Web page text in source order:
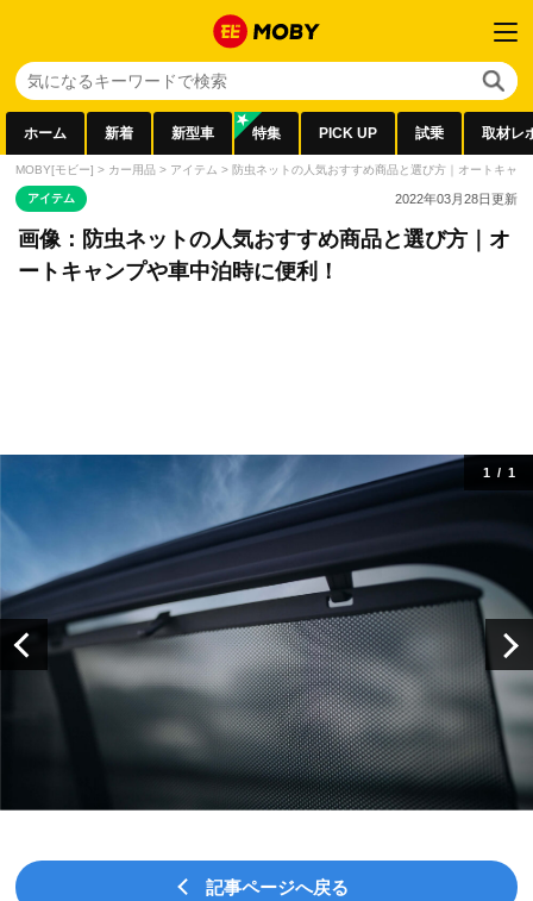
ホーム 新着 新型車 特集 PICK UP 試乗 取材レ
MOBY[モビー] > カー用品 > アイテム > 防虫ネットの人気おすすめ商品と選び方｜オートキャ
アイテム 2022年03月28日更新
画像：防虫ネットの人気おすすめ商品と選び方｜オ
ートキャンプや車中泊時に便利！
1/ 1
記事ページへ戻る